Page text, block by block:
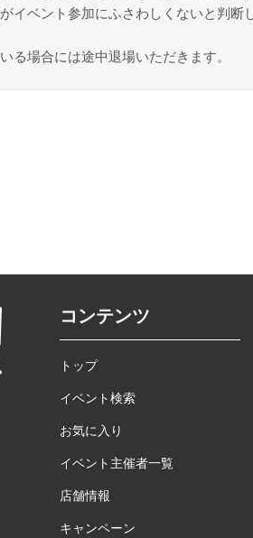
イベント参加にふさわしくないと判
る場合には途中退場いただきます。
コンテンツ
トップ
イベント検索
お気に入り
イベント主催者一覧
店舗情報
キャンペーン